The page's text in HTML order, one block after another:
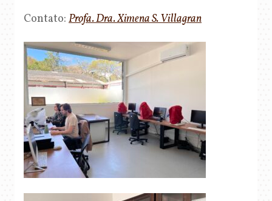
Contato: Profa. Dra. Ximena S. Villagran